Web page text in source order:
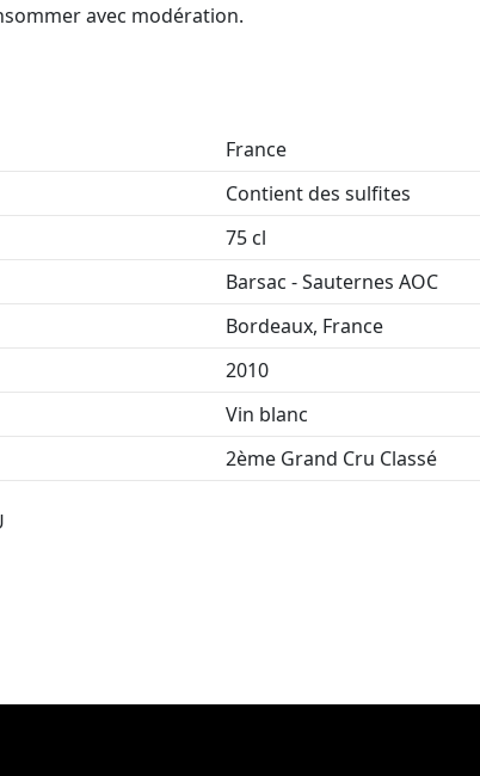
avec modération.
France
Contient des sulfites
75 cl
Barsac - Sauternes AOC
Bordeaux, France
2010
Vin blanc
2ème Grand Cru Classé